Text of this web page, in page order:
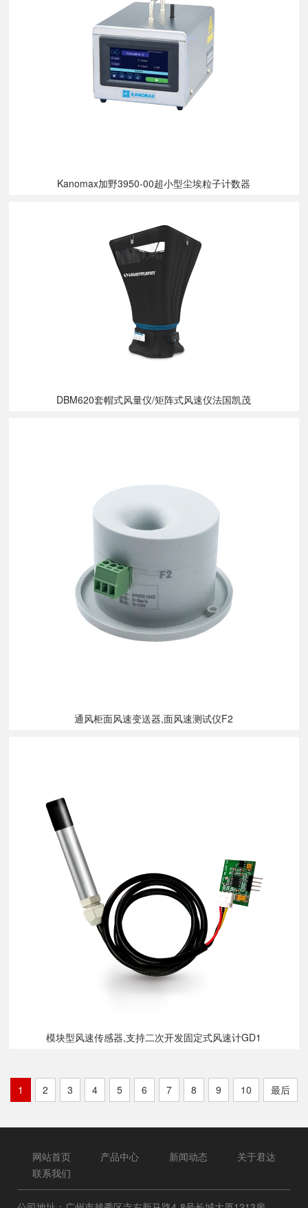
Kanomax加野3950-00超小型尘埃粒子计数器
DBM620套帽式风量仪/矩阵式风速仪法国凯茂
通风柜面风速变送器,面风速测试仪F2
模块型风速传感器,支持二次开发固定式风速计GD1
1 2 3 4 5 6 7 8 9 10 最后
网站首页 产品中心 新闻动态
关于君达
联系我们